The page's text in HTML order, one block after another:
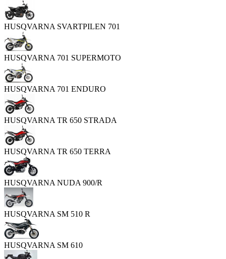
HUSQVARNA SVARTPILEN 701
HUSQVARNA 701 SUPERMOTO
HUSQVARNA 701 ENDURO
HUSQVARNA TR 650 STRADA
HUSQVARNA TR 650 TERRA
HUSQVARNA NUDA 900/R
HUSQVARNA SM 510 R
HUSQVARNA SM 610